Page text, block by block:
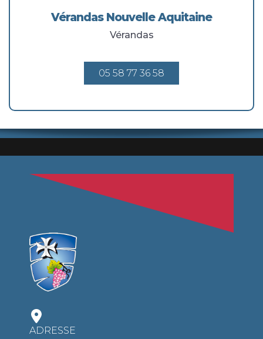
Vérandas Nouvelle Aquitaine
Vérandas
05 58 77 36 58
ADRESSE